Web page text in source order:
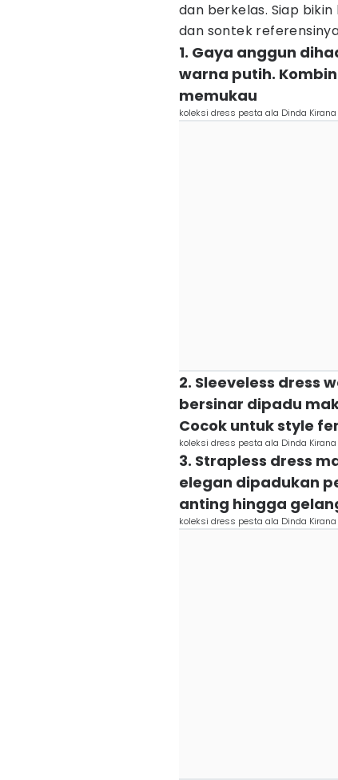
dan berkelas. Siap
dan sontek
1. Gaya anggun
warna putih.
memukau
koleksi dress pesta ala Dinda
2. Sleeveless dress
bersinar dipadu
Cocok untuk style
koleksi dress pesta ala Dinda
3. Strapless dress
elegan dipadukan
anting hingga
koleksi dress pesta ala Dinda